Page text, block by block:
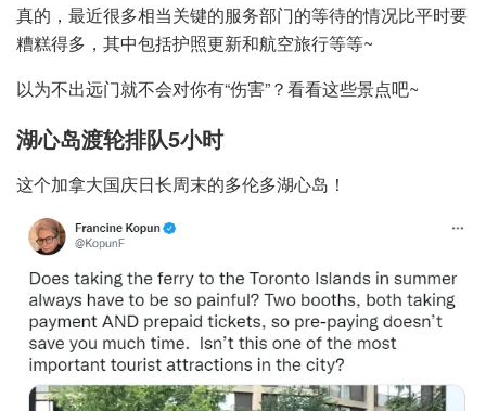
真的，最近很多相当关键的服务部门的等待的情况比平时要
糟糕得多，其中包括护照更新和航空旅行等等~
以为不出远门就不会对你有“伤害”？看看这些景点吧~
湖心岛渡轮排队5小时
这个加拿大国庆日长周末的多伦多湖心岛！